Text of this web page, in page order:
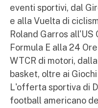
eventi sportivi, dal
e alla Vuelta di
Roland Garros all'US
Formula E alla 24
WTCR di motori,
basket, oltre ai
L'offerta sportiva di
football americano